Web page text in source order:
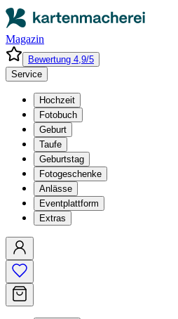
Magazin
Bewertung 4,9/5
Service
Hochzeit
Fotobuch
Geburt
Taufe
Geburtstag
Fotogeschenke
Anlässe
Eventplattform
Extras